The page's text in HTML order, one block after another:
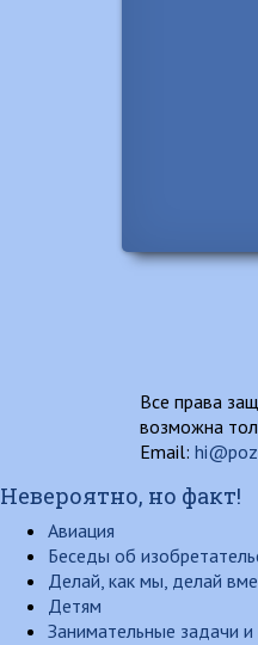
Все права
возможна
Email:
Невероятно, но факт!
Авиация
Беседы об
Делай, как мы, делай
Детям
Занимательные задачи